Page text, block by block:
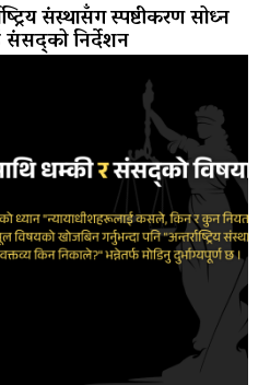
संस्थासँग स्पष्टीकरण सोध्न
संसद्को निर्देशन